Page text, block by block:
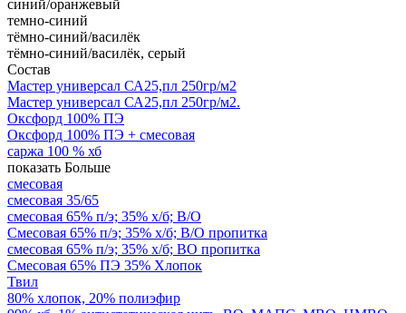
синий/оранжевый
темно-синий
тёмно-синий/василёк
тёмно-синий/василёк, серый
Состав
Мастер универсал СА25,пл 250гр/м2
Мастер универсал СА25,пл 250гр/м2.
Оксфорд 100% ПЭ
Оксфорд 100% ПЭ + смесовая
саржа 100 % хб
показать Больше
смесовая
смесовая 35/65
смесовая 65% п/э; 35% х/б; В/О
Смесовая 65% п/э; 35% х/б; В/О пропитка
смесовая 65% п/э; 35% х/б; ВО пропитка
Смесовая 65% ПЭ 35% Хлопок
Твил
80% хлопок, 20% полиэфир